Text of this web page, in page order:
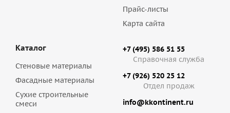
Прайс-листы
Карта сайта
Каталог
Стеновые материалы
Фасадные материалы
Сухие строительные
смеси
+7 (495) 586 51 55
Справочная служба
+7 (926) 520 25 12
Отдел продаж
info@kkontinent.ru